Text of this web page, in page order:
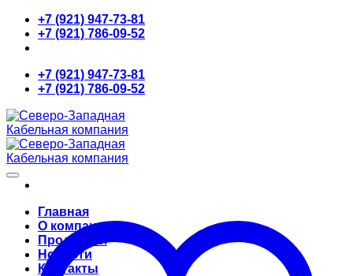
Skip
content
+7 (921) 947-73-81
+7 (921) 786-09-52
+7 (921) 947-73-81
+7 (921) 786-09-52
Главная
О компании
Продукция
Новости
Контакты